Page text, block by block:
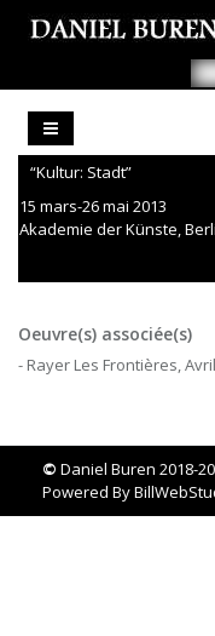
“Kultur: Stadt”
15 mars-26 mai 2013
Akademie der Künste,
Oeuvre(s) associée(s)
- Rayer Les Frontières,
© Daniel Buren 2018-
Powered By